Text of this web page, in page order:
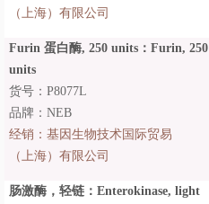
（上海）有限公司
Furin 蛋白酶, 250 units：Furin, 250
units
货号：P8077L
品牌：NEB
经销： 基因生物技术国际贸易
（上海）有限公司
肠激酶，轻链：Enterokinase, light